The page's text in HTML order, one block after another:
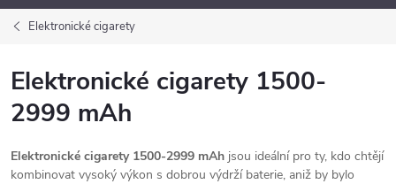
Elektronické cigarety
Elektronické cigarety 1500-
2999 mAh
Elektronické cigarety 1500-2999 mAh jsou ideální pro ty, kdo chtějí
kombinovat vysoký výkon s dobrou výdrží baterie, aniž by bylo